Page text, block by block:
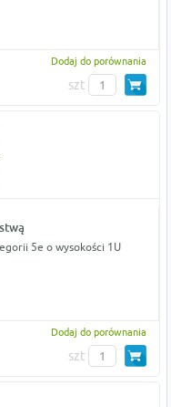
Dodaj do porównania
szt
5e o wysokości 1U
Dodaj do porównania
szt